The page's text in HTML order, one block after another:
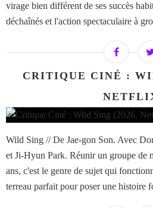
virage bien différent de ses succès
déchaînés et l'action spectaculaire à
CRITIQUE CINÉ :
Wild Sing // De Jae-gon Son. Avec
et Ji-Hyun Park. Réunir un groupe de
ans, c'est le genre de sujet qui
terreau parfait pour poser une histoire